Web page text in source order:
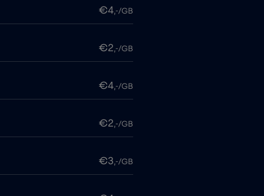
€4,-/GB
€2,-/GB
€4,-/GB
€2,-/GB
€3,-/GB